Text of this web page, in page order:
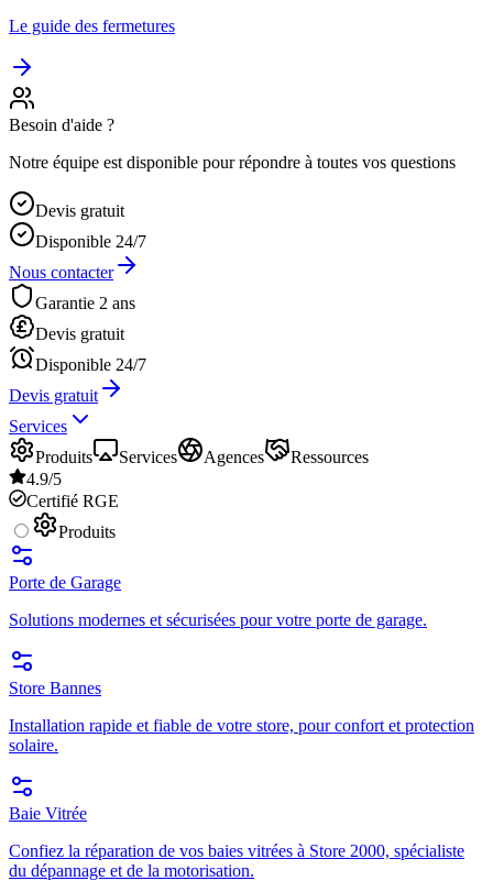
Le guide des fermetures
Besoin d'aide ?
Notre équipe est disponible pour répondre à toutes vos questions
Devis gratuit
Disponible 24/7
Nous contacter
Garantie 2 ans
Devis gratuit
Disponible 24/7
Devis gratuit
Services
Produits
Services Agences
Ressources
4.9/5
Certifié RGE
Produits
Porte de Garage
Solutions modernes et sécurisées pour votre porte de garage.
Store Bannes
Installation rapide et fiable de votre store, pour confort et protection
solaire.
Baie Vitrée
Confiez la réparation de vos baies vitrées à Store 2000, spécialiste
du dépannage et de la motorisation.